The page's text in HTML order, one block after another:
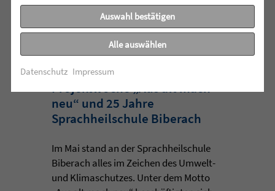
29.07.2026 |•HÖR-SPRACHZENTRUM
Projektwoche „Aus alt mach
neu“ und 25 Jahre
Sprachheilschule Biberach
Im Mai stand an der Sprachheilschule
Biberach alles im Zeichen des Umwelt-
und Klimaschutzes. Unter dem Motto
Auswahl bestätigen
Alle auswählen
Datenschutz Impressum